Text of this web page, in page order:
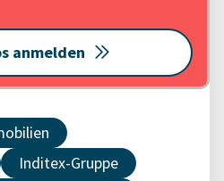
anmelden
Inditex-Gruppe